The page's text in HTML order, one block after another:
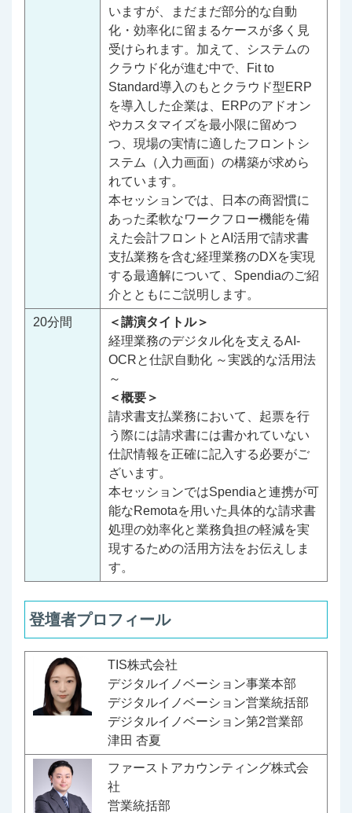
いますが、まだまだ部分的な自動
化・効率化に留まるケースが多く見
受けられます。加えて、システムの
クラウド化が進む中で、Fit to
Standard導入のもとクラウド型ERP
を導入した企業は、ERPのアドオン
やカスタマイズを最小限に留めつ
つ、現場の実情に適したフロントシ
ステム（入力画面）の構築が求めら
れています。
本セッションでは、日本の商習慣に
あった柔軟なワークフロー機能を備
えた会計フロントとAI活用で請求書
支払業務を含む経理業務のDXを実現
する最適解について、Spendiaのご紹
介とともにご説明します。
20分間
＜講演タイトル＞
経理業務のデジタル化を支えるAI-
OCRと仕訳自動化 ～実践的な活用法
～
＜概要＞
請求書支払業務において、起票を行
う際には請求書には書かれていない
仕訳情報を正確に記入する必要がご
ざいます。
本セッションではSpendiaと連携が可
能なRemotaを用いた具体的な請求書
処理の効率化と業務負担の軽減を実
現するための活用方法をお伝えしま
す。
登壇者プロフィール
TIS株式会社
デジタルイノベーション事業本部
デジタルイノベーション営業統括部
デジタルイノベーション第2営業部
津田 杏夏
ファーストアカウンティング株式会
社
営業統括部